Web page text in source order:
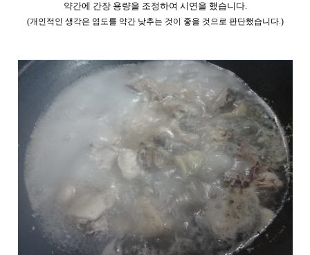
약간에 간장 용량을 조정하여 시연을 했습니다.
(개인적인 생각은 염도를 약간 낮추는 것이 좋을 것으로 판단했습니다.)